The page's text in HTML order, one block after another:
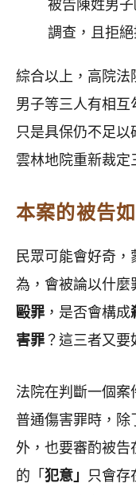
被告陳姓男
調查，且拒
綜合以上，高院法
男子等三人有相互
只是具保仍不足
雲林地院重新裁定
本案的被告
民眾可能會好奇
為，會被論以什麼
毆罪 ，是否會構成
害罪 ？這三者又要
法院在判斷一個
普通傷害罪時，除
外，也要審酌被告
的「 犯意」 只會存